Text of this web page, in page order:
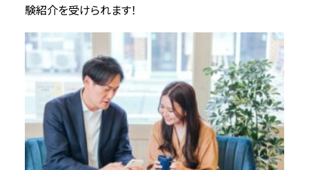
験紹介を受けられます！